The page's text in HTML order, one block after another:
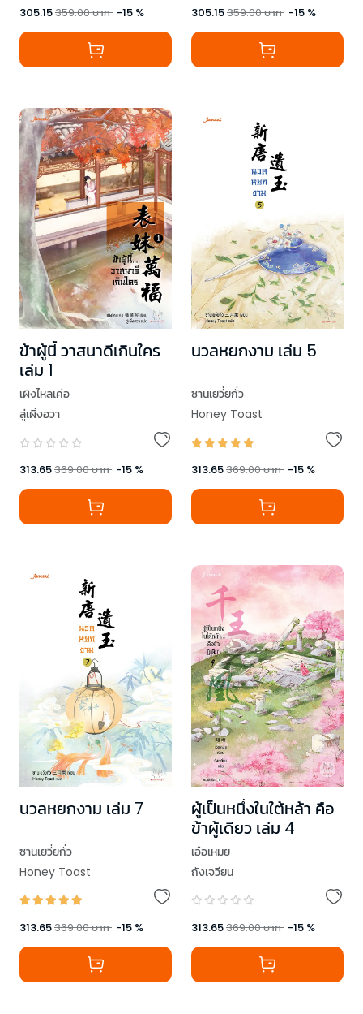
305.15359.00บาท -15 % 305.15359.00บาท -15 %
ข้าผู้นี้ วาสนาดีเกินใคร
เล่ม 1
เผิงไหลเค่อ
ลู่เผิ่งฮวา
313.65369.00บาท -15 %
นวลหยกงาม เล่ม 5
ซานเยวี่ยกั่ว
Honey Toast
313.65369.00บาท -15 %
นวลหยกงาม เล่ม 7
ซานเยวี่ยกั่ว
Honey Toast
313.65369.00บาท -15 %
ผู้เป็นหนึ่งในใต้หล้า คือ
ข้าผู้เดียว เล่ม 4
เอ๋อเหมย
ถังเจวียน
313.65369.00บาท -15 %